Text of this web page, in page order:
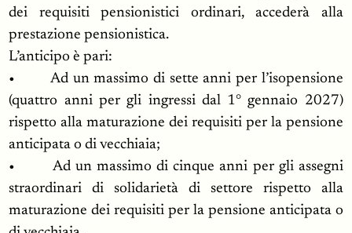
dei requisiti pensionistici ordinari, accederà alla
prestazione pensionistica.
L’anticipo è pari:
• Ad un massimo di sette anni per l’isopensione
(quattro anni per gli ingressi dal 1° gennaio 2027)
rispetto alla maturazione dei requisiti per la pensione
anticipata o di vecchiaia;
• Ad un massimo di cinque anni per gli assegni
straordinari di solidarietà di settore rispetto alla
maturazione dei requisiti per la pensione anticipata o